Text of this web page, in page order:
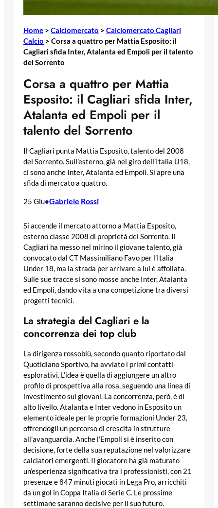
Home > Calciomercato > Calciomercato Cagliari
Calcio > Corsa a quattro per Mattia Esposito: il
Cagliari sfida Inter, Atalanta ed Empoli per il talento
del Sorrento
Corsa a quattro per Mattia
Esposito: il Cagliari sfida Inter,
Atalanta ed Empoli per il
talento del Sorrento
Il Cagliari punta Mattia Esposito, talento del 2008
del Sorrento. Sull’esterno, già nel giro dell’Italia U18,
ci sono anche Inter, Atalanta ed Empoli. Si apre una
sfida di mercato a quattro.
25 Giu•Gabriele Rossi
Si accende il mercato attorno a Mattia Esposito,
esterno classe 2008 di proprietà del Sorrento. Il
Cagliari ha messo nel mirino il giovane talento, già
convocato dal CT Massimiliano Favo per l’Italia
Under 18, ma la strada per arrivare a lui è affollata.
Sulle sue tracce si sono mosse anche Inter, Atalanta
ed Empoli, dando vita a una competizione tra diversi
progetti tecnici.
La strategia del Cagliari e la
concorrenza dei top club
La dirigenza rossoblù, secondo quanto riportato dal
Quotidiano Sportivo, ha avviato i primi contatti
esplorativi. L’idea è quella di aggiungere un altro
profilo di prospettiva alla rosa, seguendo una linea di
investimento sui giovani. La concorrenza, però, è di
alto livello. Atalanta e Inter vedono in Esposito un
elemento ideale per le proprie formazioni Under 23,
offrendogli un percorso di crescita in strutture
all’avanguardia. Anche l’Empoli si è inserito con
decisione, forte della sua reputazione nel valorizzare
calciatori emergenti. Il giocatore ha già maturato
un’esperienza significativa tra i professionisti, con 21
presenze e 847 minuti giocati in Lega Pro, arricchiti
da un gol in Coppa Italia di Serie C. Le prossime
settimane saranno decisive per il suo futuro.